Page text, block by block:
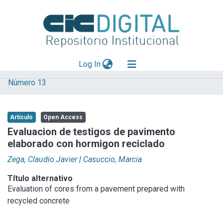
Log In(current)
Explorar
Aportar material
Statistics
Número 13
Artículo Open Access
Evaluacion de testigos de pavimento
elaborado con hormigon reciclado
Zega, Claudio Javier | Casuccio, Marcia
Título alternativo
Evaluation of cores from a pavement prepared with
recycled concrete